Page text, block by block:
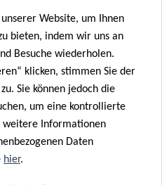
inflammatory bowel
host“ wurde als
Cell Host & Microbe
j.chom.2024.03.001]
aus dem Team von
sowie weitere
Website, um Ihnen
bieten, indem wir uns an
Besuche wiederholen.
klicken, stimmen Sie der
Sie können jedoch die
um eine kontrollierte
weitere Informationen
Daten
hier.